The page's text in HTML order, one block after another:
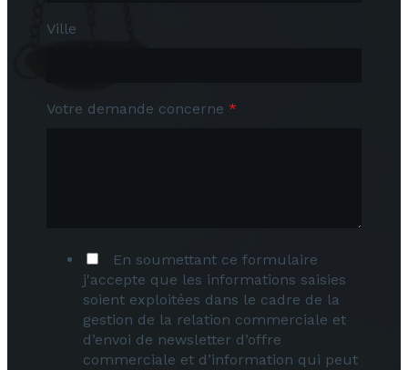
Ville
Votre demande concerne*
En soumettant ce formulaire
j'accepte que les informations saisies
soient exploitées dans le cadre de la
gestion de la relation commerciale et
d’envoi de newsletter d’offre
commerciale et d’information qui peut